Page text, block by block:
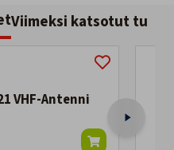
Viimeksi katsotut
VHF-Antenni